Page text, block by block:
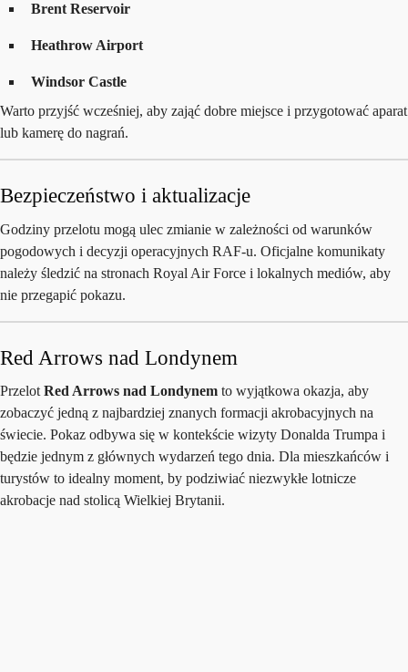
Brent Reservoir
Heathrow Airport
Windsor Castle
Warto przyjść wcześniej, aby zająć dobre miejsce i przygotować aparat
lub kamerę do nagrań.
Bezpieczeństwo i aktualizacje
Godziny przelotu mogą ulec zmianie w zależności od warunków
pogodowych i decyzji operacyjnych RAF-u. Oficjalne komunikaty
należy śledzić na stronach Royal Air Force i lokalnych mediów, aby
nie przegapić pokazu.
Red Arrows nad Londynem
Przelot Red Arrows nad Londynem to wyjątkowa okazja, aby
zobaczyć jedną z najbardziej znanych formacji akrobacyjnych na
świecie. Pokaz odbywa się w kontekście wizyty Donalda Trumpa i
będzie jednym z głównych wydarzeń tego dnia. Dla mieszkańców i
turystów to idealny moment, by podziwiać niezwykłe lotnicze
akrobacje nad stolicą Wielkiej Brytanii.